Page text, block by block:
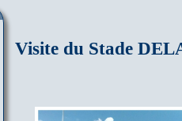
Visite du Stade